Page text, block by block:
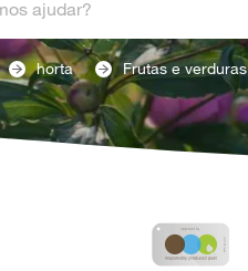
horta Frutas e verduras